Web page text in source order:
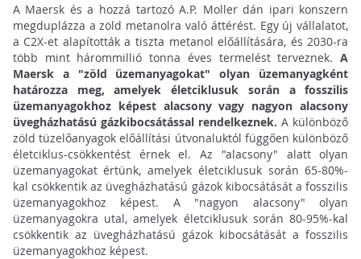
A Maersk és a hozzá tartozó A.P. Moller dán ipari konszern
megduplázza a zöld metanolra való áttérést. Egy új vállalatot,
a C2X-et alapították a tiszta metanol előállítására, és 2030-ra
több mint hárommillió tonna éves termelést terveznek.A
Maersk a "zöld üzemanyagokat" olyan üzemanyagként
határozza meg, amelyek életciklusuk során a fosszilis
üzemanyagokhoz képest alacsony vagy nagyon alacsony
üvegházhatású gázkibocsátással rendelkeznek. A különböző
zöld tüzelőanyagok előállítási útvonaluktól függően különböző
életciklus-csökkentést érnek el. Az "alacsony" alatt olyan
üzemanyagokat értünk, amelyek életciklusuk során 65-80%-
kal csökkentik az üvegházhatású gázok kibocsátását a fosszilis
üzemanyagokhoz képest. A "nagyon alacsony" olyan
üzemanyagokra utal, amelyek életciklusuk során 80-95%-kal
csökkentik az üvegházhatású gázok kibocsátását a fosszilis
üzemanyagokhoz képest.